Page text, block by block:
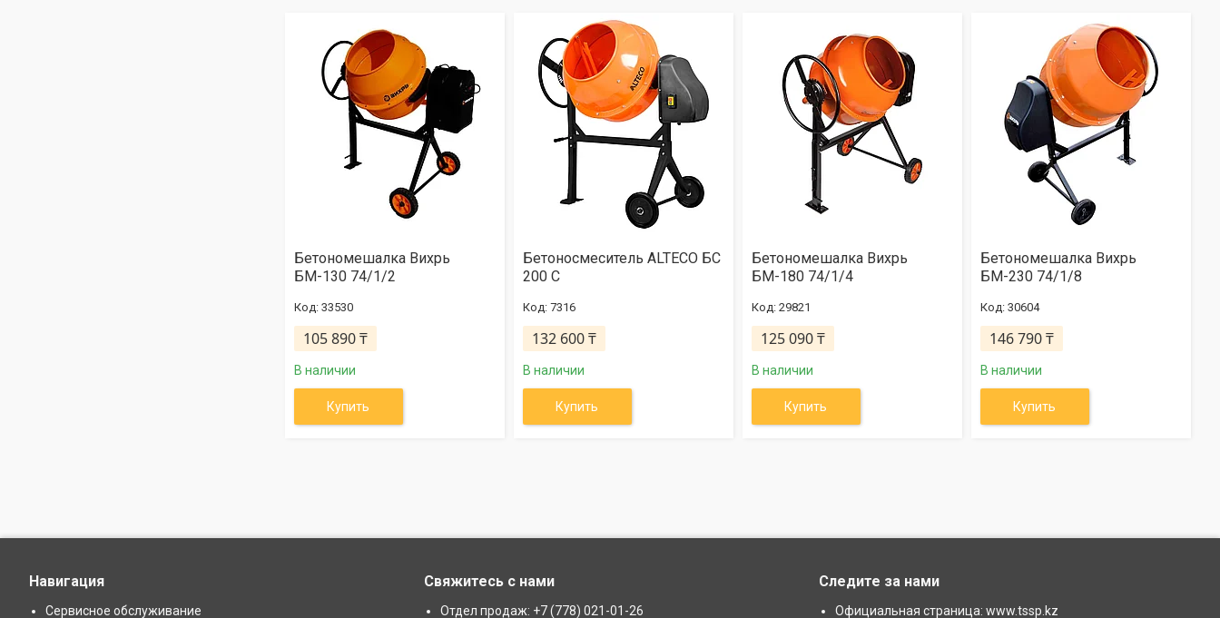
Бетономешалка Вихрь
БМ-130 74/1/2
33530
105 890 ₸
В наличии
Купить
Бетоносмеситель ALTECO БС
200 С
7316
132 600 ₸
В наличии
Купить
Бетономешалка Вихрь
БМ-180 74/1/4
29821
125 090 ₸
В наличии
Купить
Бетономешалка Вихрь
БМ-230 74/1/8
30604
146 790 ₸
В наличии
Купить
Навигация
Сервисное обслуживание
Свяжитесь с нами
Отдел продаж: +7 (778) 021-01-26
Следите за нами
Официальная страница: www.tssp.kz